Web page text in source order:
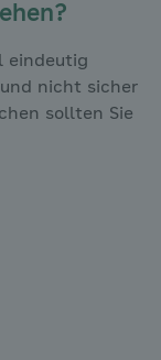
eindeutig
nicht sicher
sollten Sie